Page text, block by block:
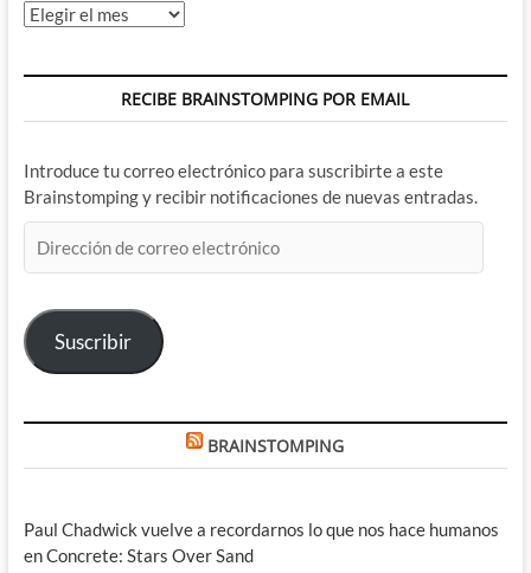
Archivos
RECIBE BRAINSTOMPING POR EMAIL
Introduce tu correo electrónico para suscribirte a este
Brainstomping y recibir notificaciones de nuevas entradas.
de
electrónico
Suscribir
BRAINSTOMPING
Paul Chadwick vuelve a recordarnos lo que nos hace humanos
en Concrete: Stars Over Sand